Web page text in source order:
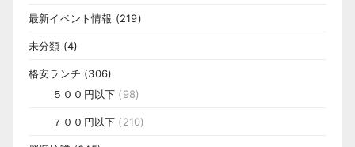
最新イベント情報 (219)
未分類 (4)
格安ランチ (306)
５００円以下 (98)
７００円以下 (210)